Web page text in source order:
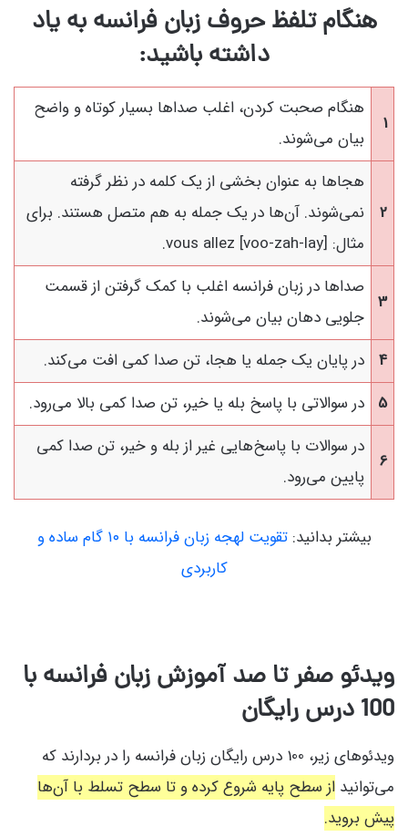
هنگام تلفظ حروف زبان فرانسه به یاد
داشته باشید:
1
هنگام صحبت کردن، اغلب صداها بسیار کوتاه و واضح
بیان می‌شوند.
2
هجاها به عنوان بخشی از یک کلمه در نظر گرفته
نمی‌شوند. آن‌ها در یک جمله به هم متصل هستند. برای
مثال: vous allez [voo-zah-lay].
3
صداها در زبان فرانسه اغلب با کمک گرفتن از قسمت
جلویی دهان بیان می‌شوند.
4
در پایان یک جمله یا هجا، تن صدا کمی افت می‌کند.
5 در سوالاتی با پاسخ بله یا خیر، تن صدا کمی بالا می‌رود.
6
در سوالات با پاسخ‌هایی غیر از بله و خیر، تن صدا کمی
پایین می‌رود.
بیشتر بدانید:
تقویت لهجه زبان فرانسه با ۱۰ گام ساده و
کاربردی
ویدئو صفر تا صد آموزش زبان فرانسه با
100 درس رایگان
ویدئوهای زیر، 100 درس رایگان زبان فرانسه را در بردارند که
می‌توانید از سطح پایه شروع کرده و تا سطح تسلط با آن‌ها
پیش بروید.